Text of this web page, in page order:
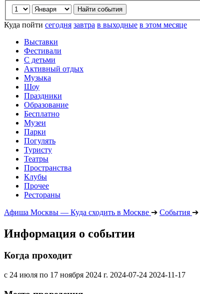
Куда пойти сегодня завтра в выходные в этом месяце
Выставки
Фестивали
С детьми
Активный отдых
Музыка
Шоу
Праздники
Образование
Бесплатно
Музеи
Парки
Погулять
Туристу
Театры
Пространства
Клубы
Прочее
Рестораны
Афиша Москвы — Куда сходить в Москве ➔ События ➔
Информация о событии
Когда проходит
с 24 июля по 17 ноября 2024 г. 2024-07-24 2024-11-17